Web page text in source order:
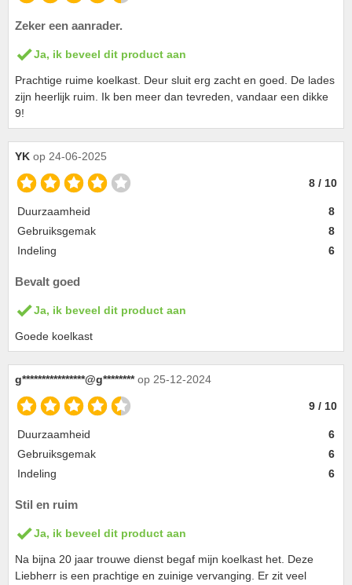
Zeker een aanrader.
Ja, ik beveel dit product aan
Prachtige ruime koelkast. Deur sluit erg zacht en goed. De lades
zijn heerlijk ruim. Ik ben meer dan tevreden, vandaar een dikke
9!
YK op 24-06-2025
8 / 10
Duurzaamheid
8
Gebruiksgemak
8
Indeling
6
Bevalt goed
Ja, ik beveel dit product aan
Goede koelkast
g****************@g******** op 25-12-2024
9 / 10
Duurzaamheid
6
Gebruiksgemak
6
Indeling
6
Stil en ruim
Ja, ik beveel dit product aan
Na bijna 20 jaar trouwe dienst begaf mijn koelkast het. Deze
Liebherr is een prachtige en zuinige vervanging. Er zit veel